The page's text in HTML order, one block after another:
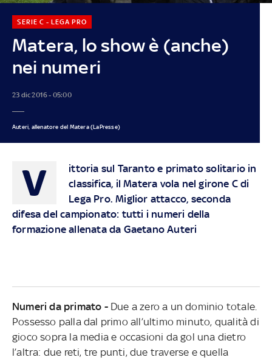
Matera, lo show è (anche)
nei numeri
SERIE C - LEGA PRO
23 dic 2016 - 05:00
Auteri, allenatore del Matera (LaPresse)
V
ittoria sul Taranto e primato solitario in
classifica, il Matera vola nel girone C di
Lega Pro. Miglior attacco, seconda
difesa del campionato: tutti i numeri della
formazione allenata da Gaetano Auteri
Numeri da primato -Due a zero a un dominio totale.
Possesso palla dal primo all’ultimo minuto, qualità di
gioco sopra la media e occasioni da gol una dietro
l’altra: due reti, tre punti, due traverse e quella